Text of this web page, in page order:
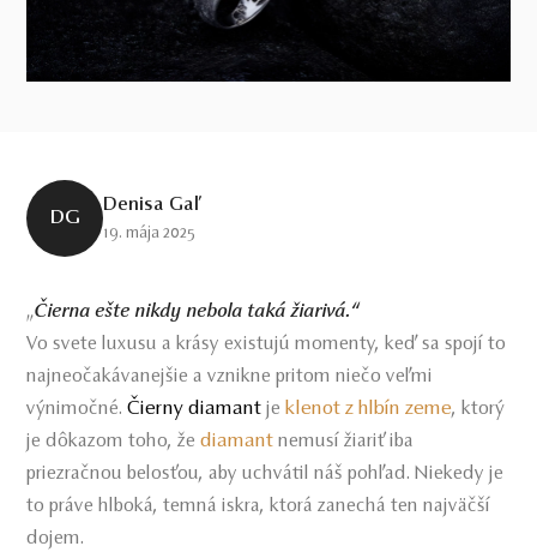
DG
Denisa Gaľ
19. mája 2025
„Čierna ešte nikdy nebola taká žiarivá.“
Vo svete luxusu a krásy existujú momenty, keď sa spojí to
najneočakávanejšie a vznikne pritom niečo veľmi
výnimočné.Čierny diamantje klenot z hlbín zeme, ktorý
je dôkazom toho, žediamant nemusí žiariť iba
priezračnou belosťou, aby uchvátil náš pohľad. Niekedy je
to práve hlboká, temná iskra, ktorá zanechá ten najväčší
dojem.